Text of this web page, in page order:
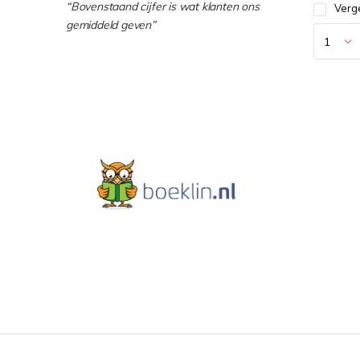
“Bovenstaand cijfer is wat klanten ons
gemiddeld geven”